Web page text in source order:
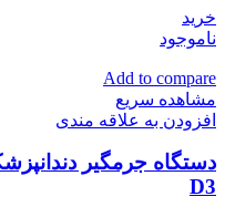
خرید
ناموجود
Add to compare
مشاهده سریع
افزودن به علاقه مندی
D3